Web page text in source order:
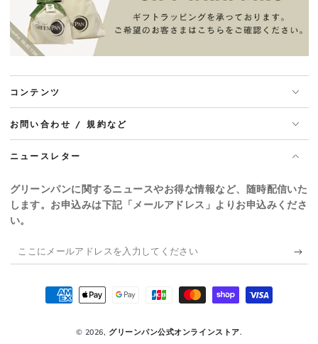
コンテンツ
お問い合わせ / 規約など
ニュースレター
グリーンパンに関するニュースやお得な情報など、随時配信いた
します。お申込みは下記「メールアドレス」よりお申込みくださ
い。
こ
こ
© 2026, グリーンパン公式オンラインストア.